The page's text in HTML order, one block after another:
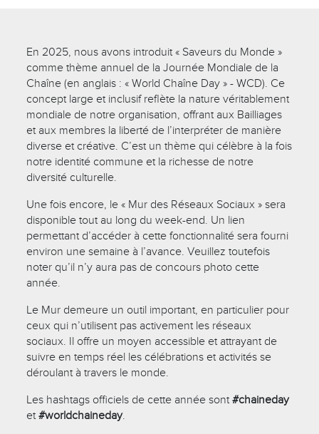
En 2025, nous avons introduit « Saveurs du Monde »
comme thème annuel de la Journée Mondiale de la
Chaîne (en anglais : « World Chaîne Day » - WCD). Ce
concept large et inclusif reflète la nature véritablement
mondiale de notre organisation, offrant aux Bailliages
et aux membres la liberté de l’interpréter de manière
diverse et créative. C’est un thème qui célèbre à la fois
notre identité commune et la richesse de notre
diversité culturelle.
Une fois encore, le « Mur des Réseaux Sociaux » sera
disponible tout au long du week-end. Un lien
permettant d’accéder à cette fonctionnalité sera fourni
environ une semaine à l’avance. Veuillez toutefois
noter qu’il n’y aura pas de concours photo cette
année.
Le Mur demeure un outil important, en particulier pour
ceux qui n’utilisent pas activement les réseaux
sociaux. Il offre un moyen accessible et attrayant de
suivre en temps réel les célébrations et activités se
déroulant à travers le monde.
Les hashtags officiels de cette année sont#chaineday
et#worldchaineday.